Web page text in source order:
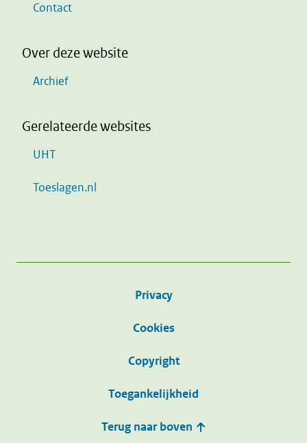
Contact
Over deze website
Archief
Gerelateerde websites
UHT
Toeslagen.nl
Privacy
Cookies
Copyright
Toegankelijkheid
Terug naar boven